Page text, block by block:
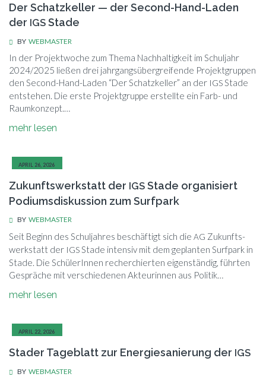
Der Schatzkeller — der Second-Hand-Laden
der IGS Stade
BY WEBMASTER
In der Pro­jekt­wo­che zum The­ma Nach­hal­tig­keit im Schul­jahr
2024/2025 lie­ßen drei jahr­gangs­über­grei­fen­de Pro­jekt­grup­pen
den Se­cond-Hand-La­den “Der Schatz­kel­ler” an der IGSSta­de
ent­ste­hen. Die ers­te Pro­jekt­grup­pe er­stell­te ein Farb- und
Raumkonzept.…
mehr le­sen
APRIL 26, 2026
Zukunftswerkstatt der IGS Stade organisiert
Podiumsdiskussion zum Surfpark
BY WEBMASTER
Seit Be­ginn des Schul­jah­res be­schäf­tigt sich die AG Zu­kunfts­
werk­statt der IGS Sta­de in­ten­siv mit dem ge­plan­ten Surf­park in
Sta­de. Die Schü­le­rIn­nen re­cher­chier­ten ei­gen­stän­dig, führ­ten
Ge­sprä­che mit ver­schie­de­nen Ak­teu­rin­nen aus Politik…
mehr le­sen
APRIL 22, 2026
Stader Tageblatt zur Energiesanierung der IGS
BY WEBMASTER